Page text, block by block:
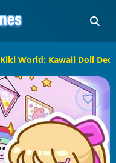
Kiki World: Kawaii Doll